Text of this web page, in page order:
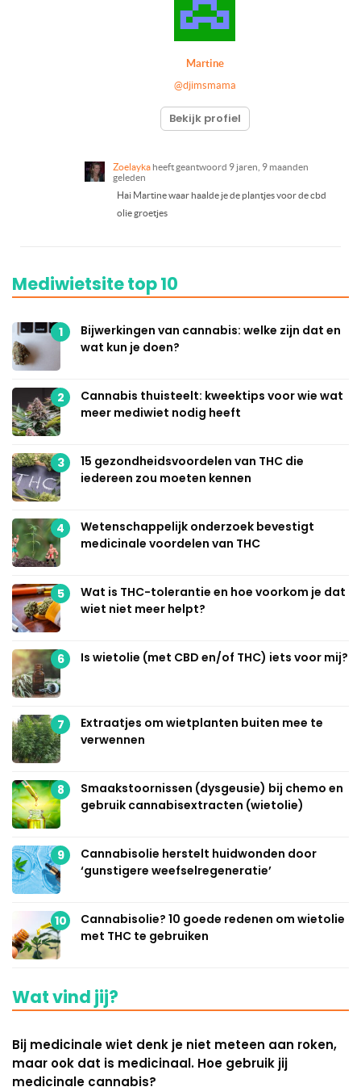
Martine
@djimsmama
Bekijk profiel
Zoelayka heeft geantwoord 9 jaren, 9 maanden
geleden
Hai Martine waar haalde je de plantjes voor de cbd
olie groetjes
Mediwietsite top 10
1
Bijwerkingen van cannabis: welke zijn dat en
wat kun je doen?
2
Cannabis thuisteelt: kweektips voor wie wat
meer mediwiet nodig heeft
3
15 gezondheidsvoordelen van THC die
iedereen zou moeten kennen
4
Wetenschappelijk onderzoek bevestigt
medicinale voordelen van THC
5
Wat is THC-tolerantie en hoe voorkom je dat
wiet niet meer helpt?
6 Is wietolie (met CBD en/of THC) iets voor mij?
7
Extraatjes om wietplanten buiten mee te
verwennen
8
Smaakstoornissen (dysgeusie) bij chemo en
gebruik cannabisextracten (wietolie)
9
Cannabisolie herstelt huidwonden door
‘gunstigere weefselregeneratie’
10
Cannabisolie? 10 goede redenen om wietolie
met THC te gebruiken
Wat vind jij?
Bij medicinale wiet denk je niet meteen aan roken,
maar ook dat is medicinaal. Hoe gebruik jij
medicinale cannabis?